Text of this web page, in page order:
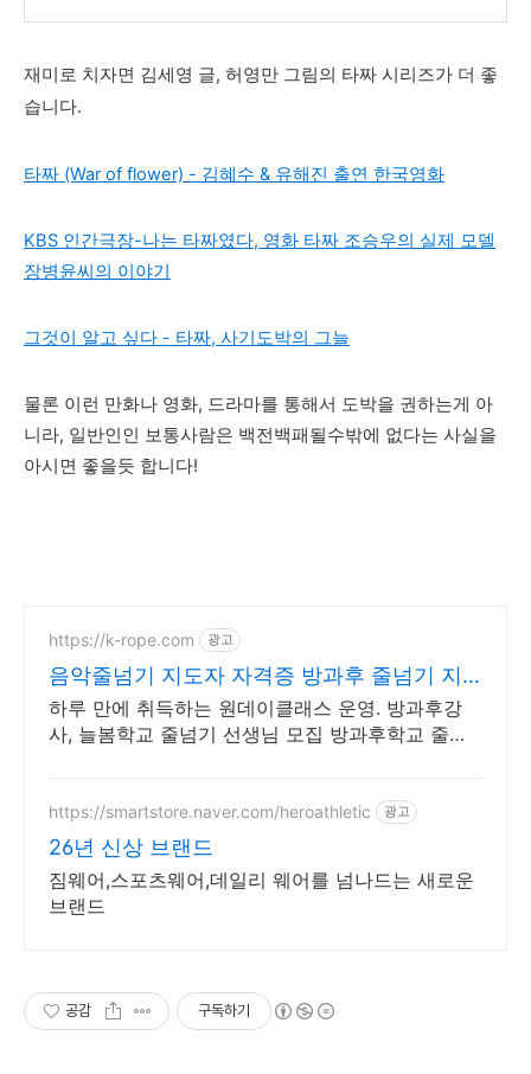
재미로 치자면 김세영 글, 허영만 그림의 타짜 시리즈가 더 좋
습니다.
타짜 (War of flower) - 김혜수 & 유해진 출연 한국영화
KBS 인간극장-나는 타짜였다, 영화 타짜 조승우의 실제 모델
장병윤씨의 이야기
그것이 알고 싶다 - 타짜, 사기도박의 그늘
물론 이런 만화나 영화, 드라마를 통해서 도박을 권하는게 아
니라, 일반인인 보통사람은 백전백패될수밖에 없다는 사실을
아시면 좋을듯 합니다!
https://k-rope.com 광고
음악줄넘기 지도자 자격증 방과후 줄넘기 지
도자 양성
하루 만에 취득하는 원데이클래스 운영. 방과후강
사, 늘봄학교 줄넘기 선생님 모집 방과후학교 줄넘
https://smartstore.naver.com/heroathletic 광고
26년 신상 브랜드
짐웨어,스포츠웨어,데일리 웨어를 넘나드는 새로운
브랜드
공감 구독하기